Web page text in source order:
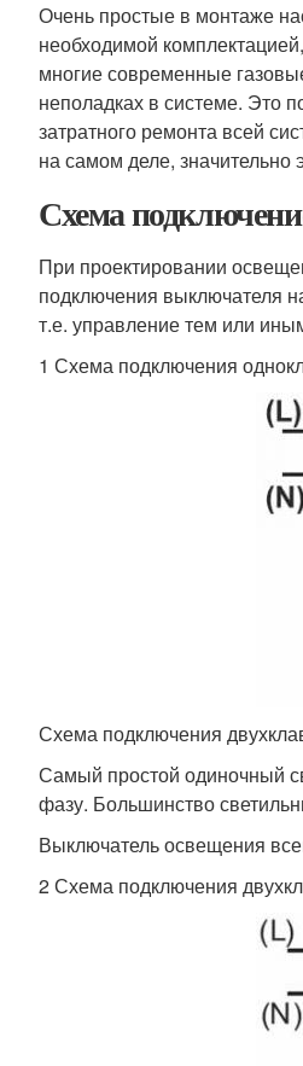
Очень простые в монтаже
необходимой
многие современные
неполадках в системе. Это
затратного ремонта всей
на самом деле, значительно
Схема
При проектировании
подключения выключателя
т.е. управление тем или
1 Схема подключения
Схема подключения
Самый простой одиночный
фазу. Большинство
Выключатель освещения
2 Схема подключения